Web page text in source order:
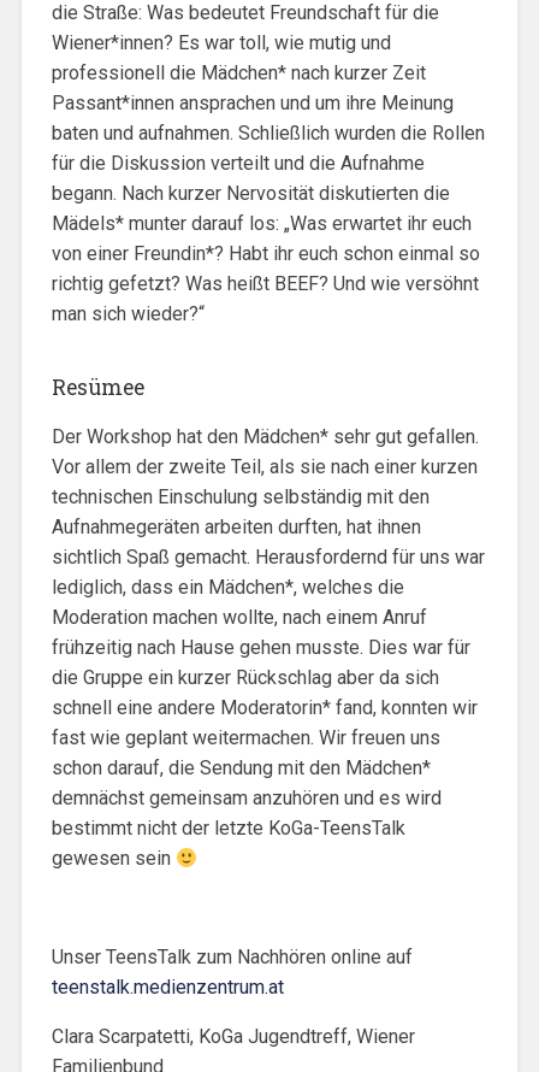
die Straße: Was bedeutet Freundschaft für die
Wiener*innen? Es war toll, wie mutig und
professionell die Mädchen* nach kurzer Zeit
Passant*innen ansprachen und um ihre Meinung
baten und aufnahmen. Schließlich wurden die Rollen
für die Diskussion verteilt und die Aufnahme
begann. Nach kurzer Nervosität diskutierten die
Mädels* munter darauf los: „Was erwartet ihr euch
von einer Freundin*? Habt ihr euch schon einmal so
richtig gefetzt? Was heißt BEEF? Und wie versöhnt
man sich wieder?“
Resümee
Der Workshop hat den Mädchen* sehr gut gefallen.
Vor allem der zweite Teil, als sie nach einer kurzen
technischen Einschulung selbständig mit den
Aufnahmegeräten arbeiten durften, hat ihnen
sichtlich Spaß gemacht. Herausfordernd für uns war
lediglich, dass ein Mädchen*, welches die
Moderation machen wollte, nach einem Anruf
frühzeitig nach Hause gehen musste. Dies war für
die Gruppe ein kurzer Rückschlag aber da sich
schnell eine andere Moderatorin* fand, konnten wir
fast wie geplant weitermachen. Wir freuen uns
schon darauf, die Sendung mit den Mädchen*
demnächst gemeinsam anzuhören und es wird
bestimmt nicht der letzte KoGa-TeensTalk
gewesen sein
Unser TeensTalk zum Nachhören online auf
teenstalk.medienzentrum.at
Clara Scarpatetti, KoGa Jugendtreff, Wiener
Familienbund